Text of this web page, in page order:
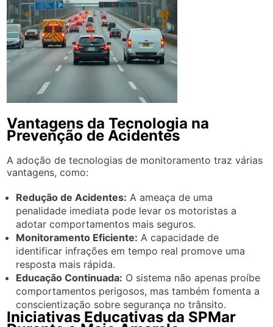
Vantagens da Tecnologia na
Prevenção de Acidentes
A adoção de tecnologias de monitoramento traz várias
vantagens, como:
Redução de Acidentes: A ameaça de uma
penalidade imediata pode levar os motoristas a
adotar comportamentos mais seguros.
Monitoramento Eficiente: A capacidade de
identificar infrações em tempo real promove uma
resposta mais rápida.
Educação Continuada: O sistema não apenas proíbe
comportamentos perigosos, mas também fomenta a
conscientização sobre segurança no trânsito.
Iniciativas Educativas da SPMar